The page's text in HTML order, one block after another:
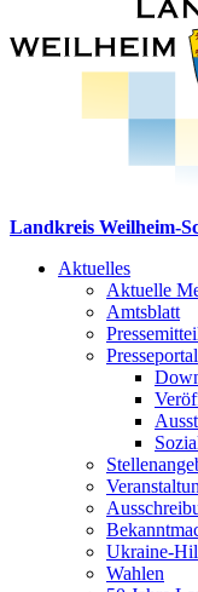
Landkreis Weilheim-
Aktuelles
Aktuelle
Amtsblatt
Presseportal
Ukraine-
Wahlen